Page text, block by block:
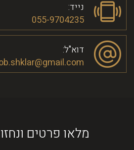
נייד:
055-9704235
דוא"ל:
מלאו פרטים